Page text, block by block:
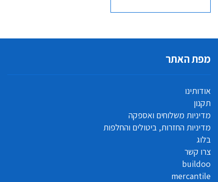
מפת האתר
אודותינו
תקנון
מדיניות משלוחים ואספקה
מדיניות החזרות, ביטולים והחלפות
בלוג
צרו קשר
buildoo
mercantile